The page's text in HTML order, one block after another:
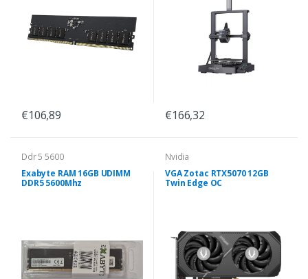
€106,89 €166,32
Ddr 5 5600
Exabyte RAM 16GB UDIMM
DDR5 5600Mhz
Nvidia
VGA Zotac RTX5070 12GB
Twin Edge OC